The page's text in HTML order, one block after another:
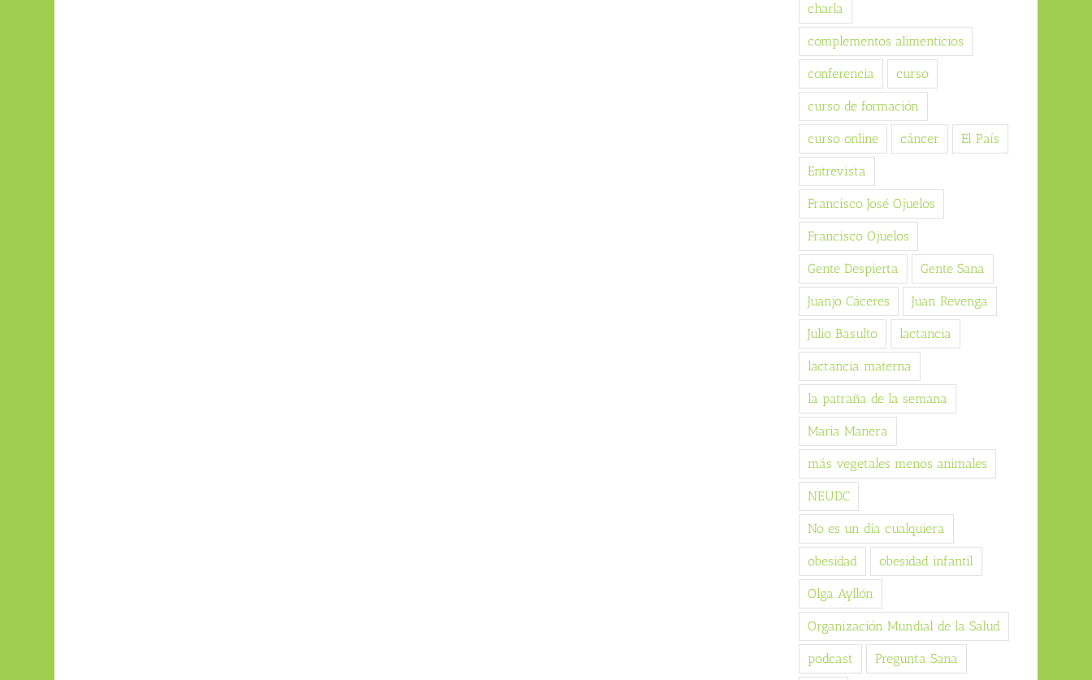
charla
complementos alimenticios
conferencia curso
curso de formación
curso online cáncer El País
Entrevista
Francisco José Ojuelos
Francisco Ojuelos
Gente Despierta Gente Sana
Juanjo Cáceres Juan Revenga
Julio Basulto lactancia
lactancia materna
la patraña de la semana
Maria Manera
más vegetales menos animales
NEUDC
No es un día cualquiera
obesidad obesidad infantil
Olga Ayllón
Organización Mundial de la Salud
podcast Pregunta Sana